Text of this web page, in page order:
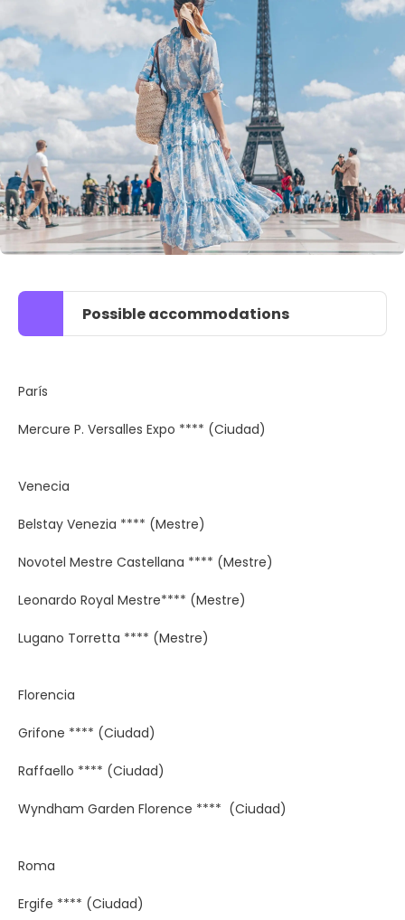
Possible accommodations
París
Mercure P. Versalles Expo **** (Ciudad)
Venecia
Belstay Venezia **** (Mestre)
Novotel Mestre Castellana **** (Mestre)
Leonardo Royal Mestre**** (Mestre)
Lugano Torretta **** (Mestre)
Florencia
Grifone **** (Ciudad)
Raffaello **** (Ciudad)
Wyndham Garden Florence **** (Ciudad)
Roma
Ergife **** (Ciudad)